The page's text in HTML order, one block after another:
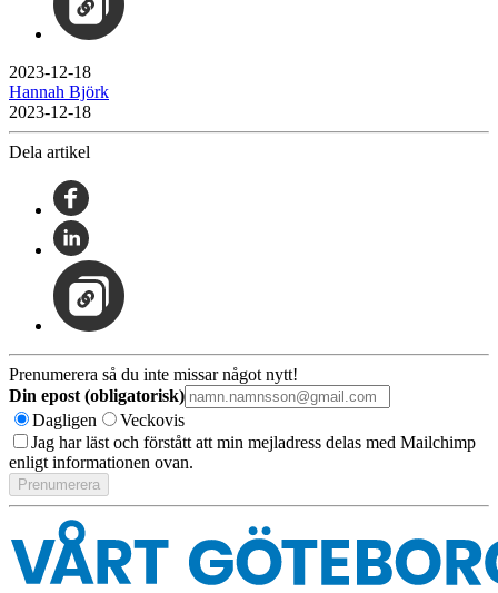
2023-12-18
Hannah Björk
2023-12-18
Dela artikel
Prenumerera så du inte missar något nytt!
Din epost (obligatorisk)
Dagligen
Veckovis
Jag har läst och förstått att min mejladress delas med Mailchimp
enligt informationen ovan.